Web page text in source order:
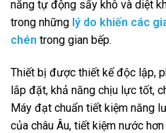
năng tự động sấy khô và diệt
trong những lý do khiến các
chén trong gian bếp.
Thiết bị được thiết kế độc lập,
lắp đặt, khả năng chịu lực tốt,
Máy đạt chuẩn tiết kiệm năng
của châu Âu, tiết kiệm nước